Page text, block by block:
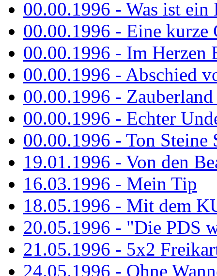
00.00.1996 - Was ist ein
00.00.1996 - Eine kurze
00.00.1996 - Im Herzen
00.00.1996 - Abschied
00.00.1996 -
00.00.1996 - Echter
00.00.1996 - Ton Steine
19.01.1996 - Von den
16.03.1996 - Mein Tip
18.05.1996 - Mit dem
20.05.1996 - "Die PDS
21.05.1996 - 5x2
24.05.1996 - Ohne